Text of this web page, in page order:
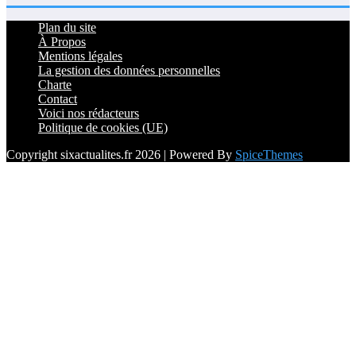
Plan du site
À Propos
Mentions légales
La gestion des données personnelles
Charte
Contact
Voici nos rédacteurs
Politique de cookies (UE)
Copyright sixactualites.fr 2026 | Powered By SpiceThemes